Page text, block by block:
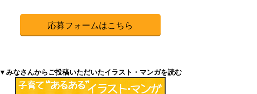
応募フォームはこちら
▼みなさんからご投稿いただいたイラスト・マンガを読む